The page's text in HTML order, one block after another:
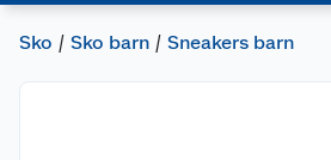
Sko Sko barn Sneakers barn